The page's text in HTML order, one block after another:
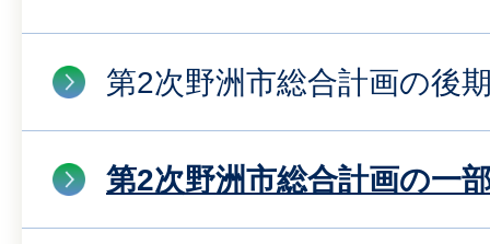
第2次野洲市総合計画の後
第2次野洲市総合計画の一